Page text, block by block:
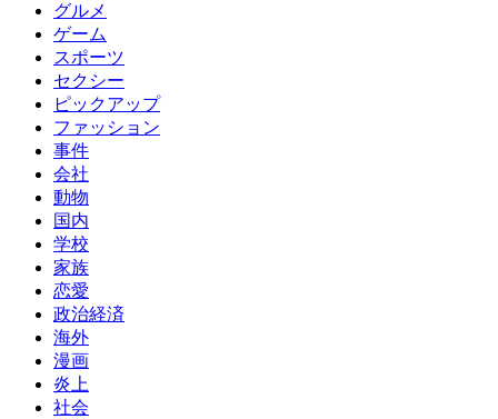
グルメ
ゲーム
スポーツ
セクシー
ピックアップ
ファッション
事件
会社
動物
国内
学校
家族
恋愛
政治経済
海外
漫画
炎上
社会